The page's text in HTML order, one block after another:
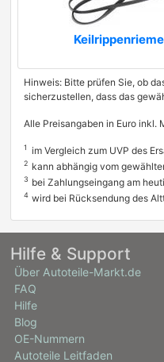
Hinweis: Bitte prüfen Sie, ob
sicherzustellen, dass das
Alle Preisangaben in Euro inkl.
1 im Vergleich zum UVP des
2 kann abhängig vom
3 bei Zahlungseingang am
4 wird bei Rücksendung des
Hilfe & Support
Über Autoteile-Markt.de
FAQ
Hilfe
Blog
OE-Nummern
Autoteile Leitfaden